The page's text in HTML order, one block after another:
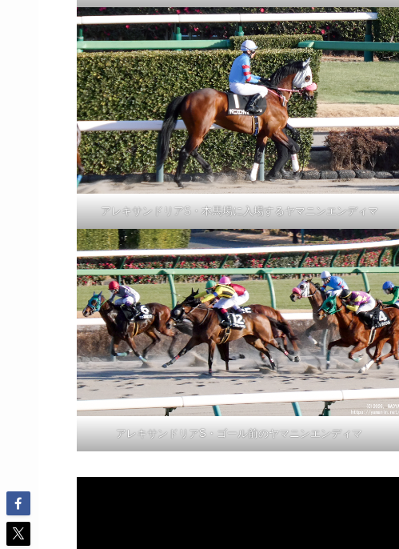
アレキサンドリアS・本馬場に入場するヤマニンエンディマ
アレキサンドリアS・ゴール前のヤマニンエンディマ